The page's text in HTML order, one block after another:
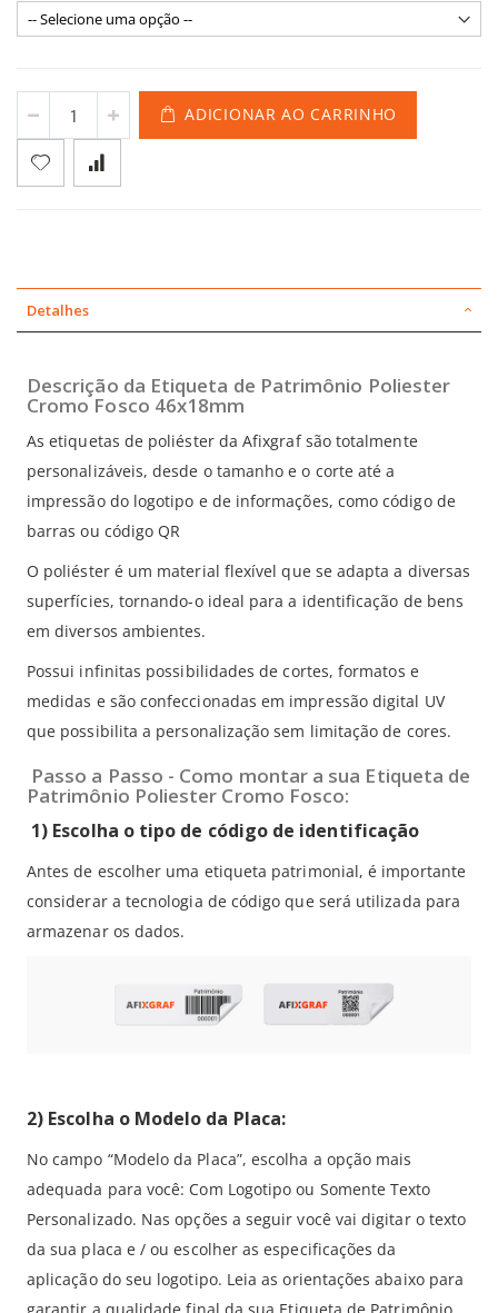
ADICIONAR AO CARRINHO
Detalhes
Descrição da Etiqueta de Patrimônio Poliester
Cromo Fosco 46x18mm
As etiquetas de poliéster da Afixgraf são totalmente
personalizáveis, desde o tamanho e o corte até a
impressão do logotipo e de informações, como código de
barras ou código QR
O poliéster é um material flexível que se adapta a diversas
superfícies, tornando-o ideal para a identificação de bens
em diversos ambientes.
Possui infinitas possibilidades de cortes, formatos e
medidas e são confeccionadas em impressão digital UV
que possibilita a personalização sem limitação de cores.
Passo a Passo - Como montar a sua Etiqueta de
Patrimônio Poliester Cromo Fosco:
1) Escolha o tipo de código de identificação
Antes de escolher uma etiqueta patrimonial, é importante
considerar a tecnologia de código que será utilizada para
armazenar os dados.
2) Escolha o Modelo da Placa:
No campo “Modelo da Placa”, escolha a opção mais
adequada para você: Com Logotipo ou Somente Texto
Personalizado. Nas opções a seguir você vai digitar o texto
da sua placa e / ou escolher as especificações da
aplicação do seu logotipo. Leia as orientações abaixo para